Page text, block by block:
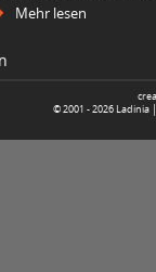
Mehr lesen
© 2001 -2026 Ladinia